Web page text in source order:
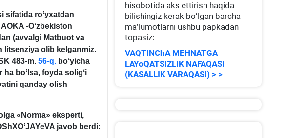
sifatida roʻyхatdan
AOKA-Oʻzbekiston
(avvalgi Matbuot va
litsenziya olib kelganmiz.
483-m. 56-q.boʻyicha
boʻlsa, foyda soligʻi
qanday olish
«Norma» eksperti,
javob berdi:
hisobotida aks ettirish haqida
bilishingiz kerak boʻlgan barcha
ma’lumotlarni ushbu papkadan
topasiz:
VAQTINChA MEHNATGA
LAYoQATSIZLIK NAFAQASI
(KASALLIK VARAQASI) > >